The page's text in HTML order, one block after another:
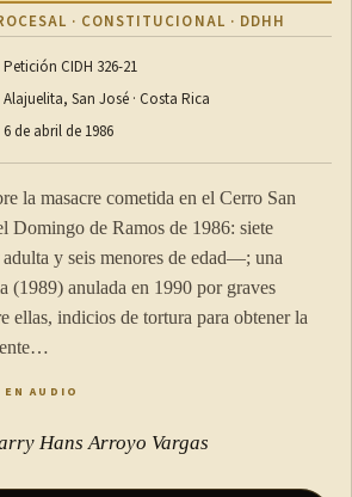
· CONSTITUCIONAL · DDHH
Petición CIDH 326-21
Alajuelita, San José · Costa Rica
6 de abril de 1986
la masacre cometida en el Cerro San
Domingo de Ramos de 1986: siete
y seis menores de edad—; una
(1989) anulada en 1990 por graves
ellas, indicios de tortura para obtener la
AUDIO
Hans Arroyo Vargas